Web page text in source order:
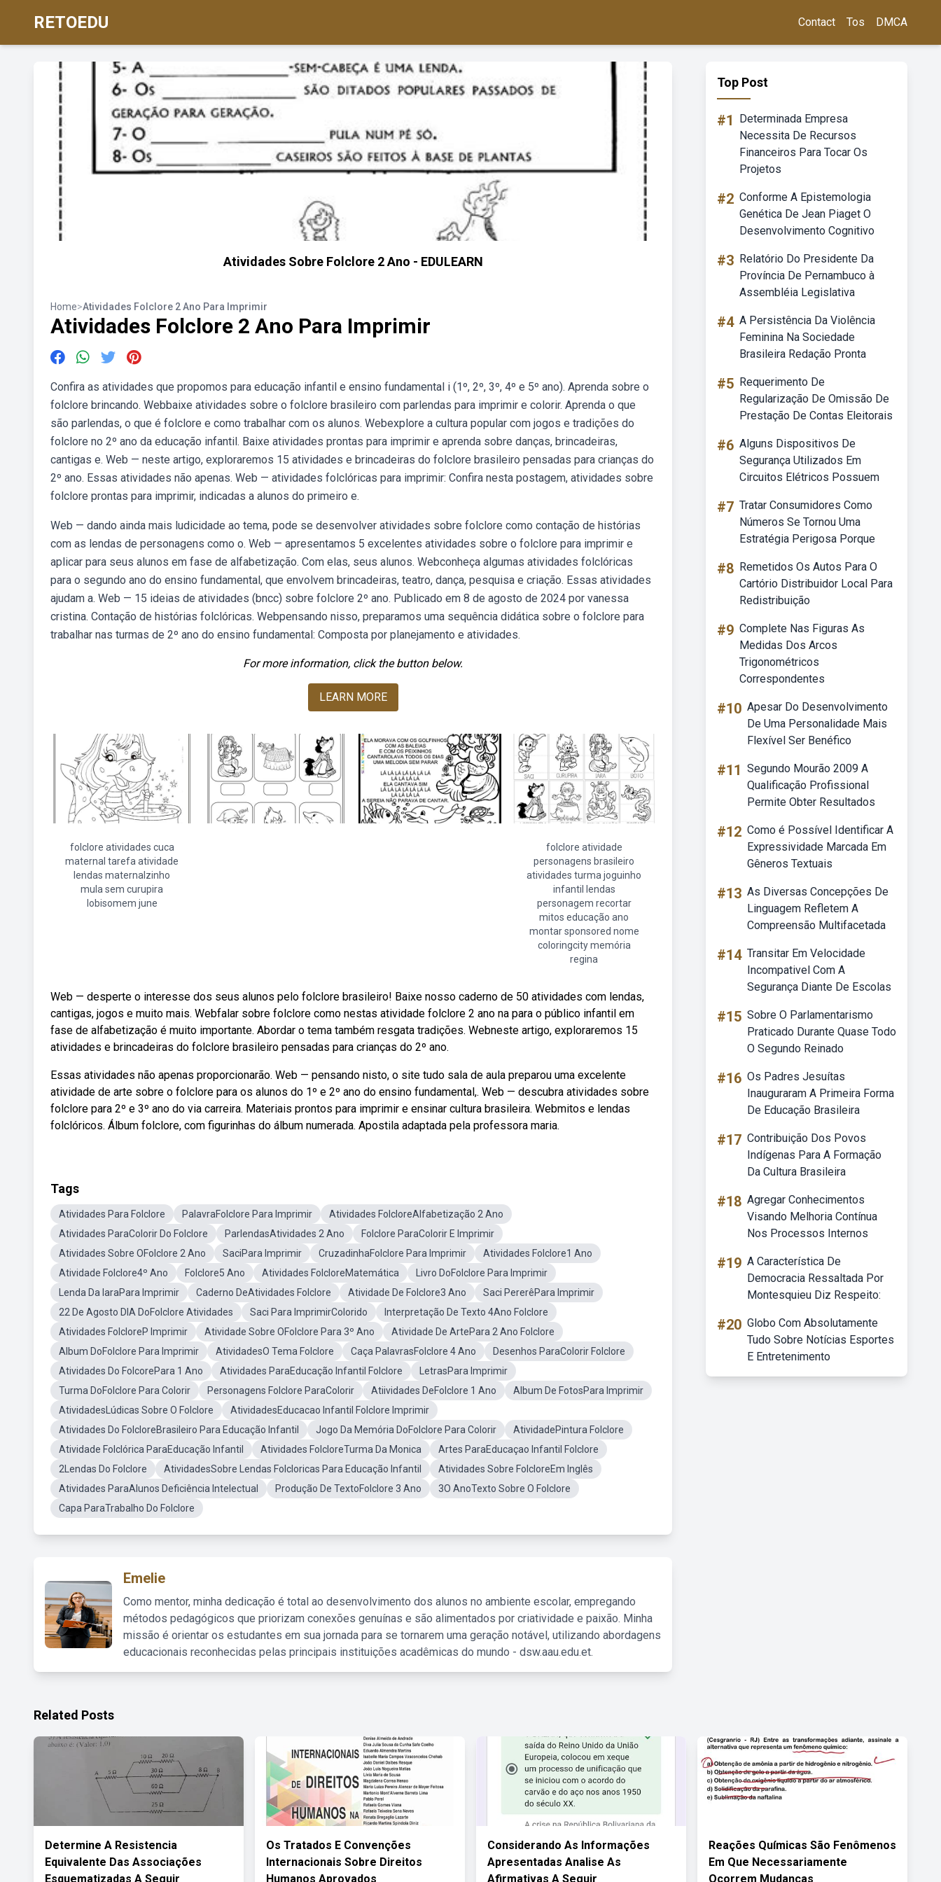
RETOEDU Contact Tos DMCA
Atividades Sobre Folclore 2 Ano - EDULEARN
Home>Atividades Folclore 2 Ano Para Imprimir
Atividades Folclore 2 Ano Para Imprimir
Confira as atividades que propomos para educação infantil e ensino fundamental i (1º, 2º, 3º, 4º e 5º ano). Aprenda sobre o
folclore brincando. Webbaixe atividades sobre o folclore brasileiro com parlendas para imprimir e colorir. Aprenda o que
são parlendas, o que é folclore e como trabalhar com os alunos. Webexplore a cultura popular com jogos e tradições do
folclore no 2º ano da educação infantil. Baixe atividades prontas para imprimir e aprenda sobre danças, brincadeiras,
cantigas e. Web — neste artigo, exploraremos 15 atividades e brincadeiras do folclore brasileiro pensadas para crianças do
2º ano. Essas atividades não apenas. Web — atividades folclóricas para imprimir: Confira nesta postagem, atividades sobre
folclore prontas para imprimir, indicadas a alunos do primeiro e.
Web — dando ainda mais ludicidade ao tema, pode se desenvolver atividades sobre folclore como contação de histórias
com as lendas de personagens como o. Web — apresentamos 5 excelentes atividades sobre o folclore para imprimir e
aplicar para seus alunos em fase de alfabetização. Com elas, seus alunos. Webconheça algumas atividades folclóricas
para o segundo ano do ensino fundamental, que envolvem brincadeiras, teatro, dança, pesquisa e criação. Essas atividades
ajudam a. Web — 15 ideias de atividades (bncc) sobre folclore 2º ano. Publicado em 8 de agosto de 2024 por vanessa
cristina. Contação de histórias folclóricas. Webpensando nisso, preparamos uma sequência didática sobre o folclore para
trabalhar nas turmas de 2º ano do ensino fundamental: Composta por planejamento e atividades.
For more information, click the button below.
LEARN MORE
folclore atividades cuca
maternal tarefa atividade
lendas maternalzinho
mula sem curupira
lobisomem june
folclore atividade
personagens brasileiro
atividades turma joguinho
infantil lendas
personagem recortar
mitos educação ano
montar sponsored nome
coloringcity memória
regina
Web — desperte o interesse dos seus alunos pelo folclore brasileiro! Baixe nosso caderno de 50 atividades com lendas,
cantigas, jogos e muito mais. Webfalar sobre folclore como nestas atividade folclore 2 ano na para o público infantil em
fase de alfabetização é muito importante. Abordar o tema também resgata tradições. Webneste artigo, exploraremos 15
atividades e brincadeiras do folclore brasileiro pensadas para crianças do 2º ano.
Essas atividades não apenas proporcionarão. Web — pensando nisto, o site tudo sala de aula preparou uma excelente
atividade de arte sobre o folclore para os alunos do 1º e 2º ano do ensino fundamental,. Web — descubra atividades sobre
folclore para 2º e 3º ano do via carreira. Materiais prontos para imprimir e ensinar cultura brasileira. Webmitos e lendas
folclóricos. Álbum folclore, com figurinhas do álbum numerada. Apostila adaptada pela professora maria.
Tags
Atividades Para Folclore PalavraFolclore Para Imprimir
Atividades FolcloreAlfabetização 2 Ano
Atividades ParaColorir Do Folclore
ParlendasAtividades 2 Ano
Folclore ParaColorir E Imprimir
Atividades Sobre OFolclore 2 Ano
SaciPara Imprimir CruzadinhaFolclore Para Imprimir
Atividades Folclore1 Ano
Atividade Folclore4º Ano
Folclore5 Ano Atividades FolcloreMatemática
Livro DoFolclore Para Imprimir
Lenda Da IaraPara Imprimir
Caderno DeAtividades Folclore Atividade De Folclore3 Ano
Saci PererêPara Imprimir
22 De Agosto DIA DoFolclore Atividades
Saci Para ImprimirColorido
Interpretação De Texto 4Ano Folclore
Atividades FolcloreP Imprimir
Atividade Sobre OFolclore Para 3º Ano
Atividade De ArtePara 2 Ano Folclore
Album DoFolclore Para Imprimir
AtividadesO Tema Folclore Caça PalavrasFolclore 4 Ano
Desenhos ParaColorir Folclore
Atividades Do FolcorePara 1 Ano
Atividades ParaEducação Infantil Folclore
LetrasPara Imprimir
Turma DoFolclore Para Colorir
Personagens Folclore ParaColorir Atiividades DeFolclore 1 Ano
Album De FotosPara Imprimir
AtividadesLúdicas Sobre O Folclore
AtividadesEducacao Infantil Folclore Imprimir
Atividades Do FolcloreBrasileiro Para Educação Infantil
Jogo Da Memória DoFolclore Para Colorir
AtividadePintura Folclore
Atividade Folclórica ParaEducação Infantil
Atividades FolcloreTurma Da Monica
Artes ParaEducaçao Infantil Folclore
2Lendas Do Folclore
AtividadesSobre Lendas Folcloricas Para Educação Infantil
Atividades Sobre FolcloreEm Inglês
Atividades ParaAlunos Deficiência Intelectual
Produção De TextoFolclore 3 Ano
3O AnoTexto Sobre O Folclore
Capa ParaTrabalho Do Folclore
Emelie
Como mentor, minha dedicação é total ao desenvolvimento dos alunos no ambiente escolar, empregando
métodos pedagógicos que priorizam conexões genuínas e são alimentados por criatividade e paixão. Minha
missão é orientar os estudantes em sua jornada para se tornarem uma geração notável, utilizando abordagens
educacionais reconhecidas pelas principais instituições acadêmicas do mundo - dsw.aau.edu.et.
Top Post
#1
Determinada Empresa
Necessita De Recursos
Financeiros Para Tocar Os
Projetos
#2 Conforme A Epistemologia
Genética De Jean Piaget O
Desenvolvimento Cognitivo
#3 Relatório Do Presidente Da
Província De Pernambuco à
Assembléia Legislativa
#4 A Persistência Da Violência
Feminina Na Sociedade
Brasileira Redação Pronta
#5 Requerimento De
Regularização De Omissão De
Prestação De Contas Eleitorais
#6 Alguns Dispositivos De
Segurança Utilizados Em
Circuitos Elétricos Possuem
#7 Tratar Consumidores Como
Números Se Tornou Uma
Estratégia Perigosa Porque
#8 Remetidos Os Autos Para O
Cartório Distribuidor Local Para
Redistribuição
#9 Complete Nas Figuras As
Medidas Dos Arcos
Trigonométricos
Correspondentes
#10 Apesar Do Desenvolvimento
De Uma Personalidade Mais
Flexível Ser Benéfico
#11 Segundo Mourão 2009 A
Qualificação Profissional
Permite Obter Resultados
#12 Como é Possível Identificar A
Expressividade Marcada Em
Gêneros Textuais
#13 As Diversas Concepções De
Linguagem Refletem A
Compreensão Multifacetada
#14 Transitar Em Velocidade
Incompativel Com A
Segurança Diante De Escolas
#15 Sobre O Parlamentarismo
Praticado Durante Quase Todo
O Segundo Reinado
#16 Os Padres Jesuítas
Inauguraram A Primeira Forma
De Educação Brasileira
#17 Contribuição Dos Povos
Indígenas Para A Formação
Da Cultura Brasileira
#18 Agregar Conhecimentos
Visando Melhoria Contínua
Nos Processos Internos
#19 A Característica De
Democracia Ressaltada Por
Montesquieu Diz Respeito:
#20 Globo Com Absolutamente
Tudo Sobre Notícias Esportes
E Entretenimento
Related Posts
Determine A Resistencia
Equivalente Das Associações
Esquematizadas A Seguir
Os Tratados E Convenções
Internacionais Sobre Direitos
Humanos Aprovados
Considerando As Informações
Apresentadas Analise As
Afirmativas A Seguir
Reações Químicas São Fenômenos
Em Que Necessariamente
Ocorrem Mudanças